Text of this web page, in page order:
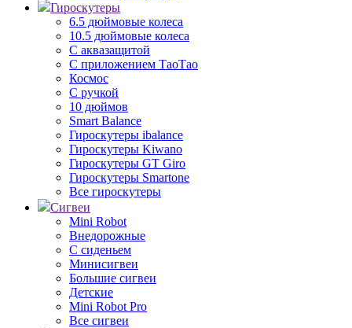
Гироскутеры
6.5 дюймовые колеса
10.5 дюймовые колеса
С аквазащитой
С приложением ТаоТао
Космос
С ручкой
10 дюймов
Smart Balance
Гироскутеры ibalance
Гироскутеры Kiwano
Гироскутеры GT Giro
Гироскутеры Smartone
Все гироскутеры
Сигвеи
Mini Robot
Внедорожные
С сиденьем
Минисигвеи
Большие сигвеи
Детские
Mini Robot Pro
Все сигвеи